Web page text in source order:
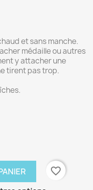
et sans manche.
médaille ou autres
y attacher une
tirent pas trop.
favorite_border